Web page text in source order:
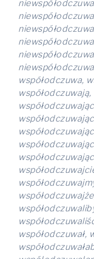
współodczuwa,
współodczuwał,